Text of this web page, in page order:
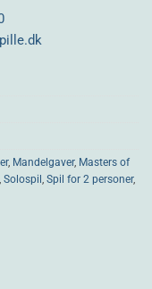
, Mandelgaver, Masters of
Solospil Spil for 2 personer,